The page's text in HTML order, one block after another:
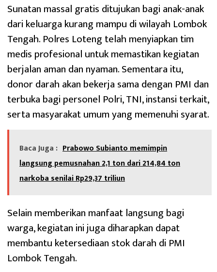
Sunatan massal gratis ditujukan bagi anak-anak
dari keluarga kurang mampu di wilayah Lombok
Tengah. Polres Loteng telah menyiapkan tim
medis profesional untuk memastikan kegiatan
berjalan aman dan nyaman. Sementara itu,
donor darah akan bekerja sama dengan PMI dan
terbuka bagi personel Polri, TNI, instansi terkait,
serta masyarakat umum yang memenuhi syarat.
Baca Juga : Prabowo Subianto memimpin
langsung pemusnahan 2,1 ton dari 214,84 ton
narkoba senilai Rp29,37 triliun
Selain memberikan manfaat langsung bagi
warga, kegiatan ini juga diharapkan dapat
membantu ketersediaan stok darah di PMI
Lombok Tengah.